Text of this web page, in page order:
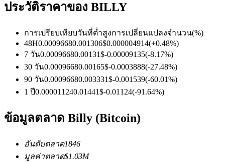
ฟิวเจอร์ส USDC
ฟิวเจอร์สที่ใช้ USDC เป็นหลักประกัน
ประวัติราคาของ BILLY
การเปรียบเทียบวันที่ต่ำสูงการเปลี่ยนแปลงจำนวน(%)
48H0.00096680.001306$0.000004914(+0.48%)
7 วัน0.00096680.00131$-0.00009135(-8.17%)
30 วัน0.00096680.00165$-0.0003888(-27.48%)
90 วัน0.00096680.003331$-0.001539(-60.01%)
1 ปี0.000011240.01441$-0.01124(-91.64%)
ข้อมูลตลาด Billy (Bitcoin)
อันดับตลาด1846
มูลค่าตลาด$1.03M